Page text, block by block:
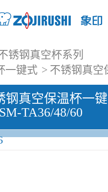
锈钢真空杯系列
一键式
不锈钢真空
钢真空保温杯一
SM-TA36/48/60